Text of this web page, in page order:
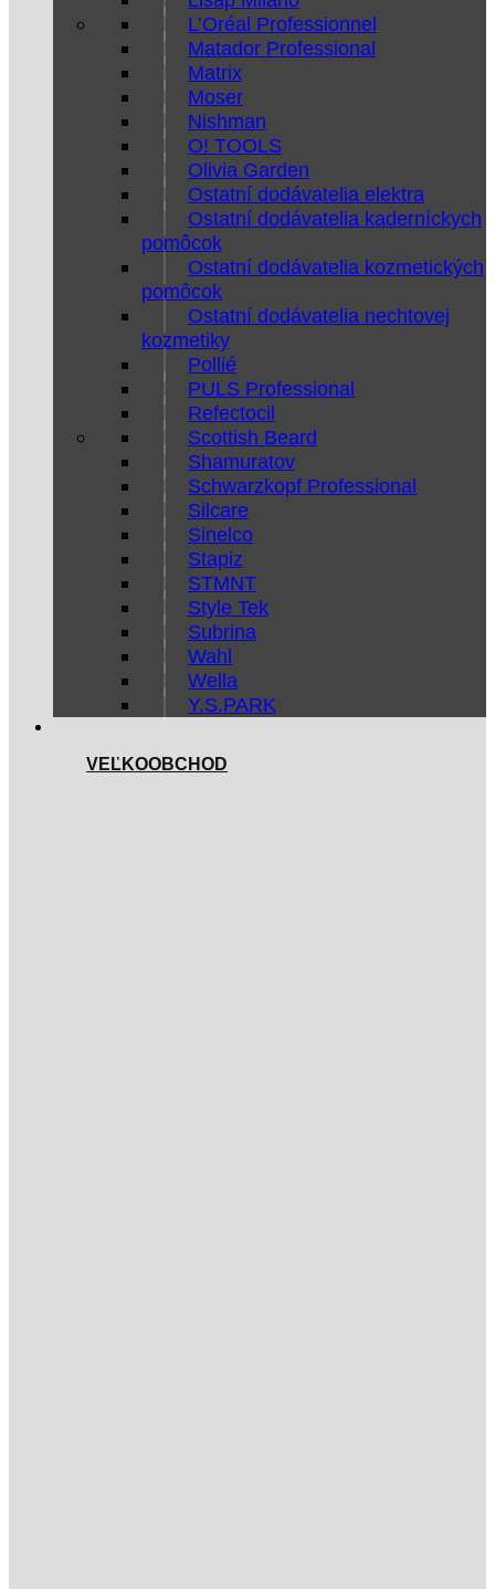
L’Oréal Professionnel
Matador Professional
Matrix
Moser
Nishman
O! TOOLS
Olivia Garden
Ostatní dodávatelia elektra
Ostatní dodávatelia kaderníckych
pomôcok
Ostatní dodávatelia kozmetických
pomôcok
Ostatní dodávatelia nechtovej
kozmetiky
Pollié
PULS Professional
Refectocil
Scottish Beard
Shamuratov
Schwarzkopf Professional
Silcare
Sinelco
Stapiz
STMNT
Style Tek
Subrina
Wahl
Wella
Y.S.PARK
VEĽKOOBCHOD